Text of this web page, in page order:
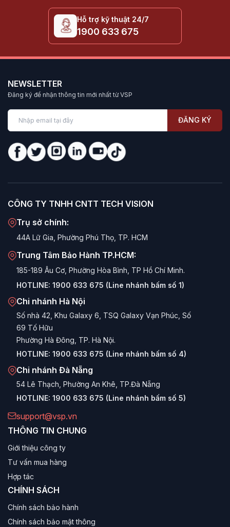
Hỗ trợ kỹ thuật 24/7
1900 633 675
NEWSLETTER
Đăng ký để nhận thông tin mới nhất từ VSP
ĐĂNG KÝ
CÔNG TY TNHH CNTT TECH VISION
Trụ sở chính:
44A Lữ Gia, Phường Phú Thọ, TP. HCM
Trung Tâm Bảo Hành TP.HCM:
185-189 Âu Cơ, Phường Hòa Bình, TP Hồ Chí Minh.
HOTLINE: 1900 633 675 (Line nhánh bấm số 1)
Chi nhánh Hà Nội
Số nhà 42, Khu Galaxy 6, TSQ Galaxy Vạn Phúc, Số
69 Tố Hữu
Phường Hà Đông, TP. Hà Nội.
HOTLINE: 1900 633 675 (Line nhánh bấm số 4)
Chi nhánh Đà Nẵng
54 Lê Thạch, Phường An Khê, TP.Đà Nẵng
HOTLINE: 1900 633 675 (Line nhánh bấm số 5)
support@vsp.vn
THÔNG TIN CHUNG
Giới thiệu công ty
Tư vấn mua hàng
Hợp tác
CHÍNH SÁCH
Chính sách bảo hành
Chính sách bảo mật thông